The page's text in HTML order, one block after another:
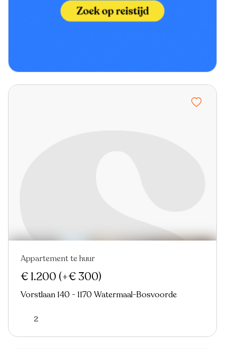
Appartement te huur
€ 1.200 (+€ 300)
Vorstlaan 140 - 1170 Watermaal-Bosvoorde
2